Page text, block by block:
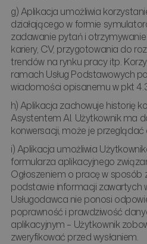
g) Aplikacja umożliwia
działającego w formie
zadawanie pytań i
kariery, CV, przygotowania do
trendów na rynku pracy itp.
ramach Usług Podstawowych
wiadomości opisanemu w pkt
h) Aplikacja zachowuje historię
Asystentem AI. Użytkownik ma
konwersacji, może je przeglądać
i) Aplikacja umożliwia
formularza aplikacyjnego
Ogłoszeniem o pracę w
podstawie informacji zawartych
Usługodawca nie ponosi
poprawność i prawdziwość
aplikacyjnym – Użytkownik
zweryfikować przed wysłaniem.